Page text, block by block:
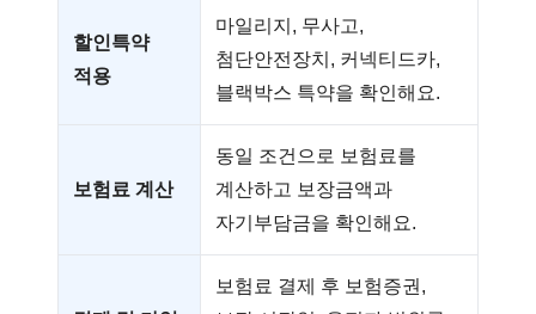
할인특약
적용
마일리지, 무사고,
첨단안전장치, 커넥티드카,
블랙박스 특약을 확인해요.
보험료 계산
동일 조건으로 보험료를
계산하고 보장금액과
자기부담금을 확인해요.
보험료 결제 후 보험증권,